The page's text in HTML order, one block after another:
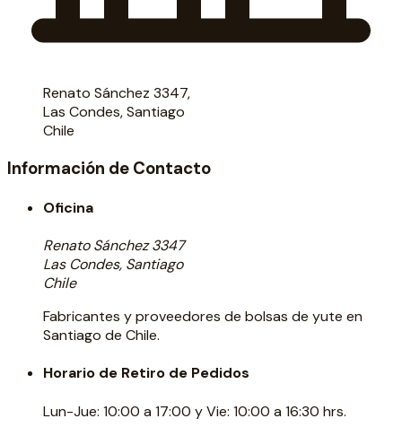
Renato Sánchez 3347,
Las Condes, Santiago
Chile
Información de Contacto
Oficina
Renato Sánchez 3347
Las Condes, Santiago
Chile
Fabricantes y proveedores de bolsas de yute en
Santiago de Chile.
Horario de Retiro de Pedidos
Lun-Jue: 10:00 a 17:00 y Vie: 10:00 a 16:30 hrs.